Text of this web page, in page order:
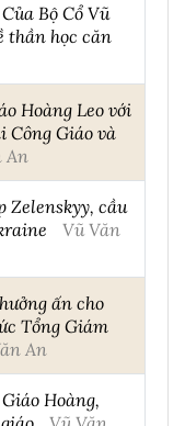
Bộ Cổ Vũ
thần học căn
Hoàng Leo với
Công Giáo và
An
Zelenskyy, cầu
Vũ Văn
ấn cho
Tổng Giám
An
Hoàng,